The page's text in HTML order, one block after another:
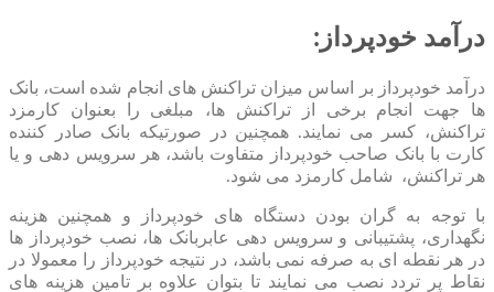
درآمد خودپرداز:
درآمد خودپرداز بر اساس میزان تراکنش های انجام شده است، بانک
ها جهت انجام برخی از تراکنش ها، مبلغی را بعنوان کارمزد
تراکنش، کسر می نمایند. همچنین در صورتیکه بانک صادر کننده
کارت با بانک صاحب خودپرداز متفاوت باشد، هر سرویس دهی و یا
هر تراکنش، شامل کارمزد می شود.
با توجه به گران بودن دستگاه های خودپرداز و همچنین هزینه
نگهداری، پشتیبانی و سرویس دهی عابربانک ها، نصب خودپرداز ها
در هر نقطه ای به صرفه نمی باشد، در نتیجه خودپرداز را معمولا در
نقاط پر تردد نصب می نمایند تا بتوان علاوه بر تامین هزینه های